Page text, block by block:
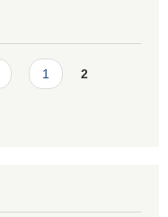
1 2